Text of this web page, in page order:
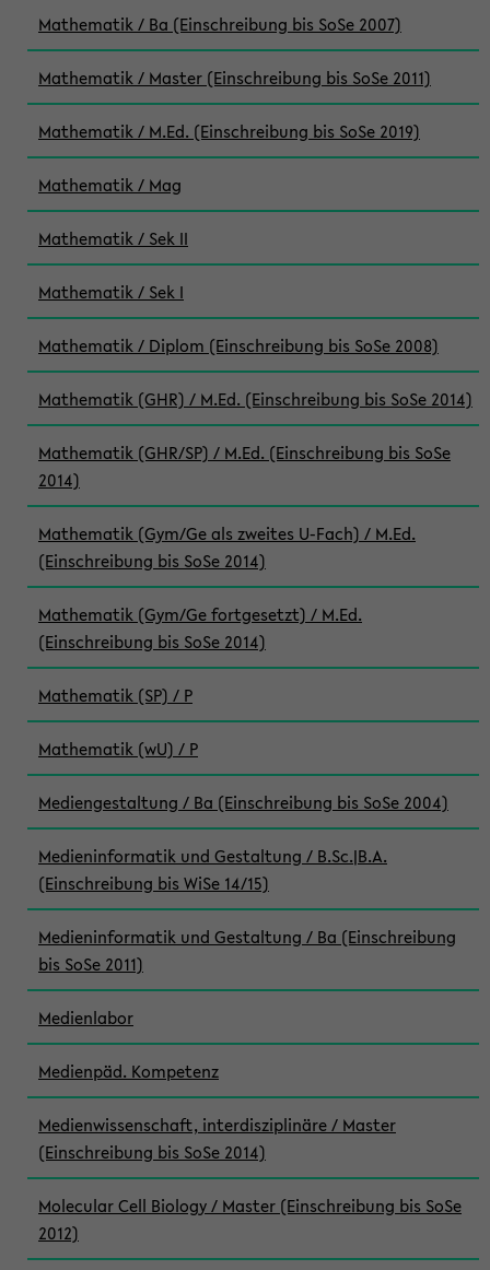
Mathematik / Ba (Einschreibung bis SoSe 2007)
Mathematik / Master (Einschreibung bis SoSe 2011)
Mathematik / M.Ed. (Einschreibung bis SoSe 2019)
Mathematik / Mag
Mathematik / Sek II
Mathematik / Sek I
Mathematik / Diplom (Einschreibung bis SoSe 2008)
Mathematik (GHR) / M.Ed. (Einschreibung bis SoSe 2014)
Mathematik (GHR/SP) / M.Ed. (Einschreibung bis SoSe
2014)
Mathematik (Gym/Ge als zweites U-Fach) / M.Ed.
(Einschreibung bis SoSe 2014)
Mathematik (Gym/Ge fortgesetzt) / M.Ed.
(Einschreibung bis SoSe 2014)
Mathematik (SP) / P
Mathematik (wU) / P
Mediengestaltung / Ba (Einschreibung bis SoSe 2004)
Medieninformatik und Gestaltung / B.Sc.|B.A.
(Einschreibung bis WiSe 14/15)
Medieninformatik und Gestaltung / Ba (Einschreibung
bis SoSe 2011)
Medienlabor
Medienpäd. Kompetenz
Medienwissenschaft, interdisziplinäre / Master
(Einschreibung bis SoSe 2014)
Molecular Cell Biology / Master (Einschreibung bis SoSe
2012)